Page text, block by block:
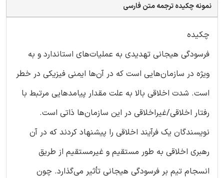
نمونه چکیده ترجمه متن فارسی
چکیده
فرسودگی هیجانی تهدیدی به عملیات‌های استاندارد و به
ویژه در سازمان‌هایی است که در آن‌ها ایمنی فیزیکی در خطر
است. شدت اخلاقی بالا به علت مقدار پیامدهایی مرتبط با
رفتار اخلاقی/غیراخلاقی در این سازمان‌ها ذاتی است.
نویسندگان یک فرآیند اخلاقی را پیشنهاد کردند که در آن
رهبری اخلاقی به طور مستقیم و غیرمستقیم از طریق
انسجام تیم بر فرسودگی هیجانی تأثیر می‌گذارد. چون